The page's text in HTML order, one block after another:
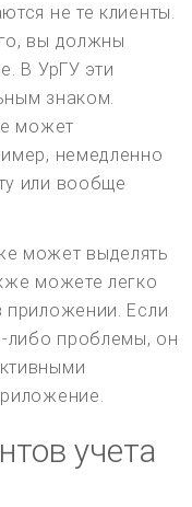
не те клиенты.
вы должны
В УрГУ эти
знаком.
может
немедленно
или вообще
может выделять
можете легко
приложении. Если
либо проблемы, он
учета